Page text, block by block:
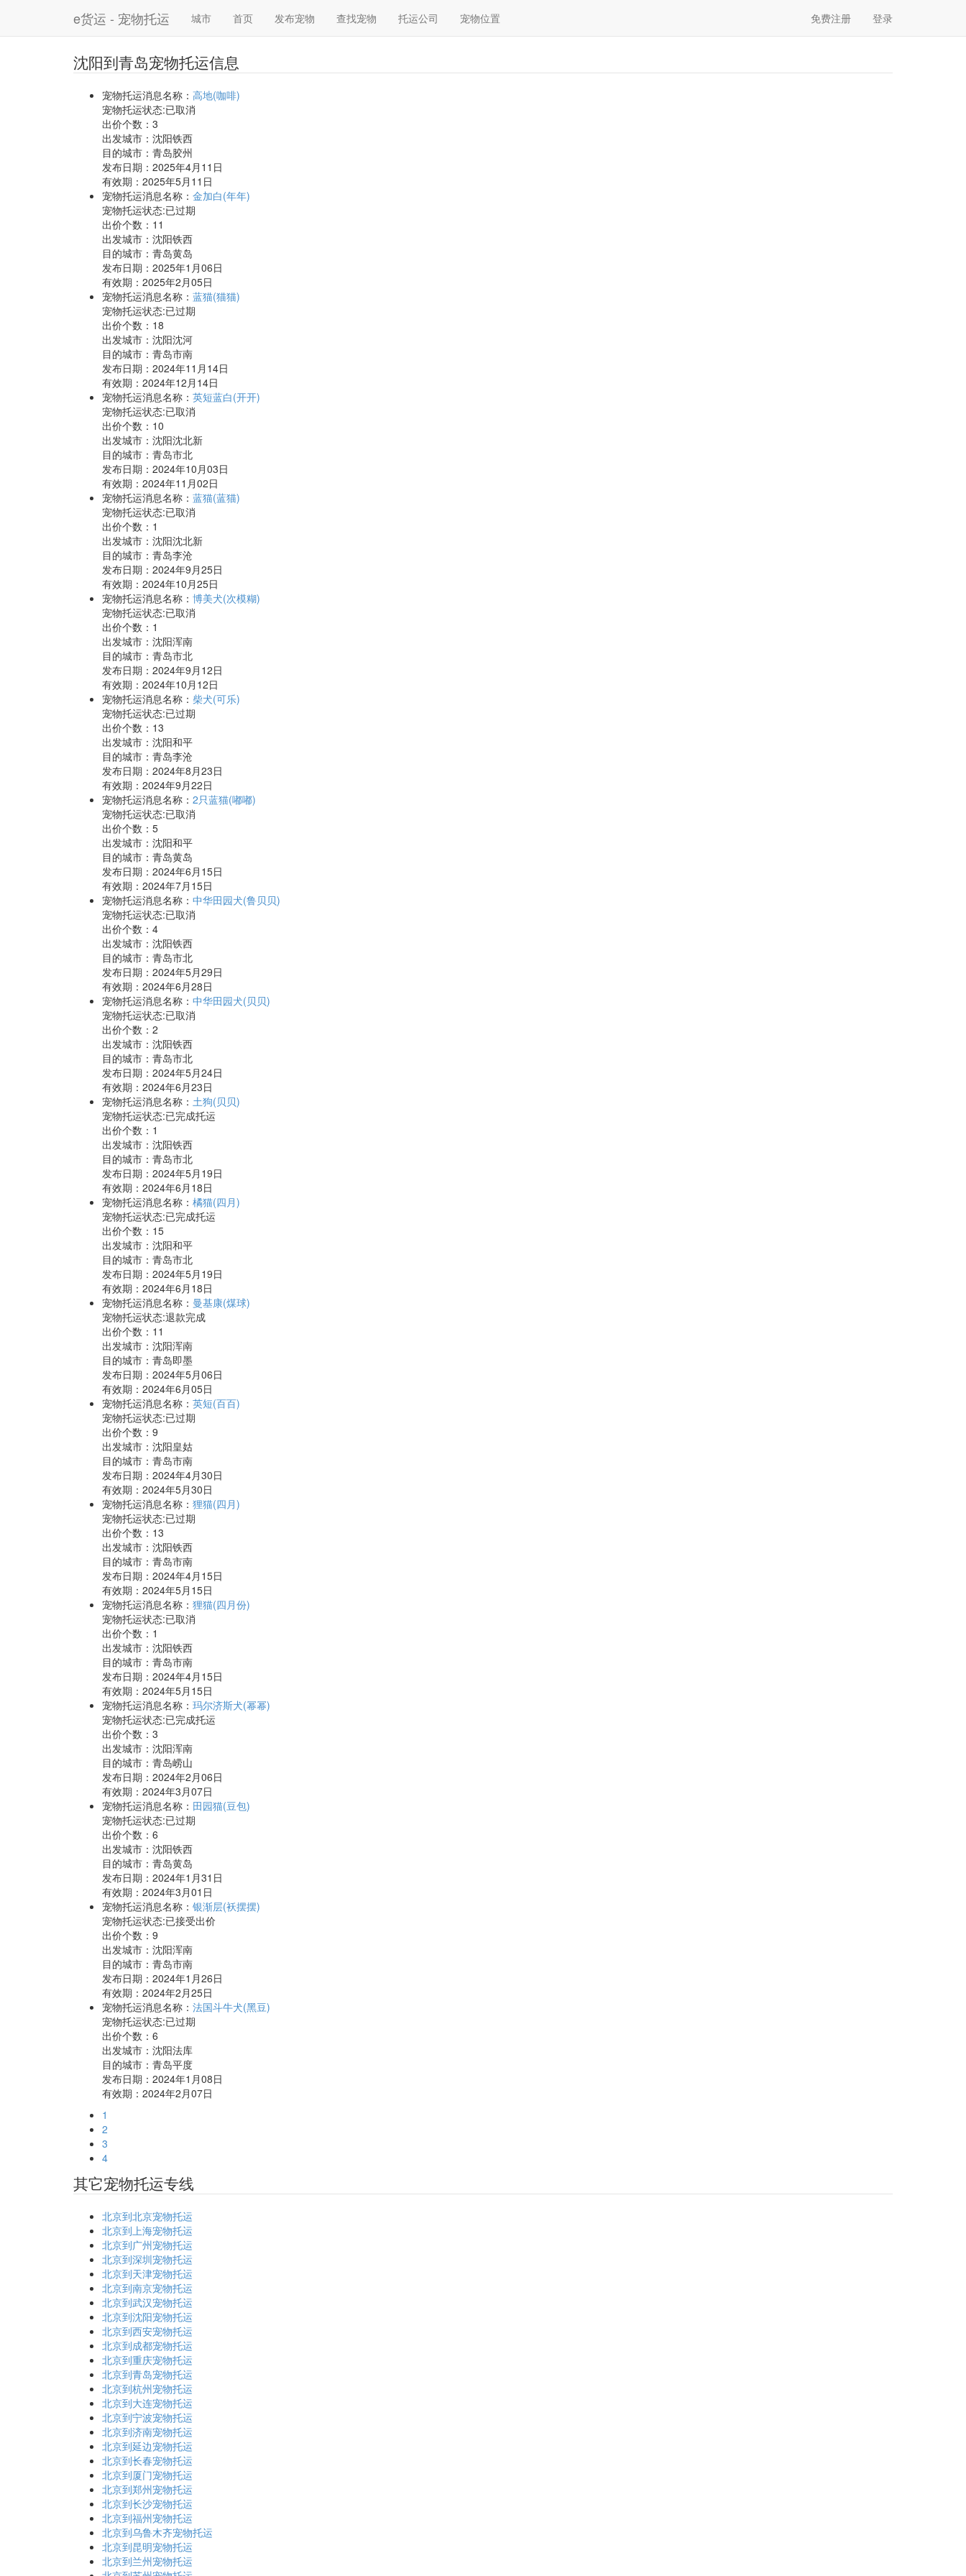
e货运 - 宠物托运 城市 首页 发布宠物 查找宠物 托运公司 宠物位置 免费注册 登录
沈阳到青岛宠物托运信息
宠物托运消息名称： 高地(咖啡)
宠物托运状态:已取消
出价个数： 3
出发城市：沈阳铁西
目的城市：青岛胶州
发布日期：2025年4月11日
有效期：2025年5月11日
宠物托运消息名称： 金加白(年年)
宠物托运状态:已过期
出价个数： 11
出发城市：沈阳铁西
目的城市：青岛黄岛
发布日期：2025年1月06日
有效期：2025年2月05日
宠物托运消息名称： 蓝猫(猫猫)
宠物托运状态:已过期
出价个数： 18
出发城市：沈阳沈河
目的城市：青岛市南
发布日期：2024年11月14日
有效期：2024年12月14日
宠物托运消息名称： 英短蓝白(开开)
宠物托运状态:已取消
出价个数： 10
出发城市：沈阳沈北新
目的城市：青岛市北
发布日期：2024年10月03日
有效期：2024年11月02日
宠物托运消息名称： 蓝猫(蓝猫)
宠物托运状态:已取消
出价个数： 1
出发城市：沈阳沈北新
目的城市：青岛李沧
发布日期：2024年9月25日
有效期：2024年10月25日
宠物托运消息名称： 博美犬(次模糊)
宠物托运状态:已取消
出价个数： 1
出发城市：沈阳浑南
目的城市：青岛市北
发布日期：2024年9月12日
有效期：2024年10月12日
宠物托运消息名称： 柴犬(可乐)
宠物托运状态:已过期
出价个数： 13
出发城市：沈阳和平
目的城市：青岛李沧
发布日期：2024年8月23日
有效期：2024年9月22日
宠物托运消息名称： 2只蓝猫(嘟嘟)
宠物托运状态:已取消
出价个数： 5
出发城市：沈阳和平
目的城市：青岛黄岛
发布日期：2024年6月15日
有效期：2024年7月15日
宠物托运消息名称： 中华田园犬(鲁贝贝)
宠物托运状态:已取消
出价个数： 4
出发城市：沈阳铁西
目的城市：青岛市北
发布日期：2024年5月29日
有效期：2024年6月28日
宠物托运消息名称： 中华田园犬(贝贝)
宠物托运状态:已取消
出价个数： 2
出发城市：沈阳铁西
目的城市：青岛市北
发布日期：2024年5月24日
有效期：2024年6月23日
宠物托运消息名称： 土狗(贝贝)
宠物托运状态:已完成托运
出价个数： 1
出发城市：沈阳铁西
目的城市：青岛市北
发布日期：2024年5月19日
有效期：2024年6月18日
宠物托运消息名称： 橘猫(四月)
宠物托运状态:已完成托运
出价个数： 15
出发城市：沈阳和平
目的城市：青岛市北
发布日期：2024年5月19日
有效期：2024年6月18日
宠物托运消息名称： 曼基康(煤球)
宠物托运状态:退款完成
出价个数： 11
出发城市：沈阳浑南
目的城市：青岛即墨
发布日期：2024年5月06日
有效期：2024年6月05日
宠物托运消息名称： 英短(百百)
宠物托运状态:已过期
出价个数： 9
出发城市：沈阳皇姑
目的城市：青岛市南
发布日期：2024年4月30日
有效期：2024年5月30日
宠物托运消息名称： 狸猫(四月)
宠物托运状态:已过期
出价个数： 13
出发城市：沈阳铁西
目的城市：青岛市南
发布日期：2024年4月15日
有效期：2024年5月15日
宠物托运消息名称： 狸猫(四月份)
宠物托运状态:已取消
出价个数： 1
出发城市：沈阳铁西
目的城市：青岛市南
发布日期：2024年4月15日
有效期：2024年5月15日
宠物托运消息名称： 玛尔济斯犬(幂幂)
宠物托运状态:已完成托运
出价个数： 3
出发城市：沈阳浑南
目的城市：青岛崂山
发布日期：2024年2月06日
有效期：2024年3月07日
宠物托运消息名称： 田园猫(豆包)
宠物托运状态:已过期
出价个数： 6
出发城市：沈阳铁西
目的城市：青岛黄岛
发布日期：2024年1月31日
有效期：2024年3月01日
宠物托运消息名称： 银渐层(袄摆摆)
宠物托运状态:已接受出价
出价个数： 9
出发城市：沈阳浑南
目的城市：青岛市南
发布日期：2024年1月26日
有效期：2024年2月25日
宠物托运消息名称： 法国斗牛犬(黑豆)
宠物托运状态:已过期
出价个数： 6
出发城市：沈阳法库
目的城市：青岛平度
发布日期：2024年1月08日
有效期：2024年2月07日
1
2
3
4
其它宠物托运专线
北京到北京宠物托运
北京到上海宠物托运
北京到广州宠物托运
北京到深圳宠物托运
北京到天津宠物托运
北京到南京宠物托运
北京到武汉宠物托运
北京到沈阳宠物托运
北京到西安宠物托运
北京到成都宠物托运
北京到重庆宠物托运
北京到青岛宠物托运
北京到杭州宠物托运
北京到大连宠物托运
北京到宁波宠物托运
北京到济南宠物托运
北京到延边宠物托运
北京到长春宠物托运
北京到厦门宠物托运
北京到郑州宠物托运
北京到长沙宠物托运
北京到福州宠物托运
北京到乌鲁木齐宠物托运
北京到昆明宠物托运
北京到兰州宠物托运